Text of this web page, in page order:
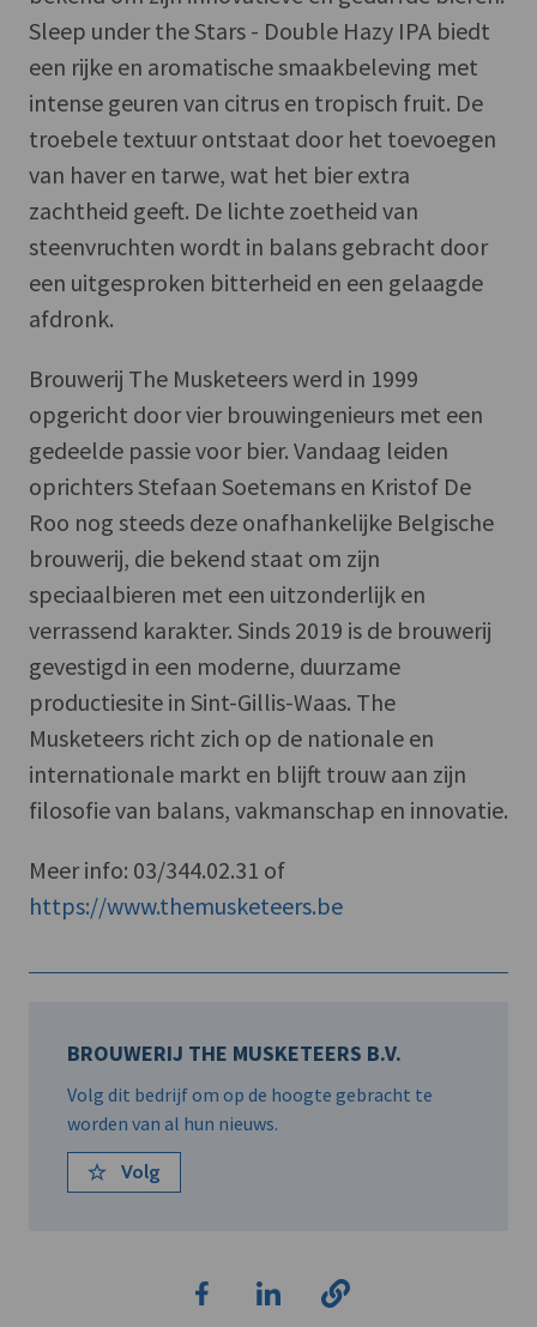
Sleep under the Stars - Double Hazy IPA biedt
een rijke en aromatische smaakbeleving met
intense geuren van citrus en tropisch fruit. De
troebele textuur ontstaat door het toevoegen
van haver en tarwe, wat het bier extra
zachtheid geeft. De lichte zoetheid van
steenvruchten wordt in balans gebracht door
een uitgesproken bitterheid en een gelaagde
afdronk.
Brouwerij The Musketeers werd in 1999
opgericht door vier brouwingenieurs met een
gedeelde passie voor bier. Vandaag leiden
oprichters Stefaan Soetemans en Kristof De
Roo nog steeds deze onafhankelijke Belgische
brouwerij, die bekend staat om zijn
speciaalbieren met een uitzonderlijk en
verrassend karakter. Sinds 2019 is de brouwerij
gevestigd in een moderne, duurzame
productiesite in Sint-Gillis-Waas. The
Musketeers richt zich op de nationale en
internationale markt en blijft trouw aan zijn
filosofie van balans, vakmanschap en innovatie.
Meer info: 03/344.02.31 of
https://www.themusketeers.be
BROUWERIJ THE MUSKETEERS B.V.
Volg dit bedrijf om op de hoogte gebracht te
worden van al hun nieuws.
Volg